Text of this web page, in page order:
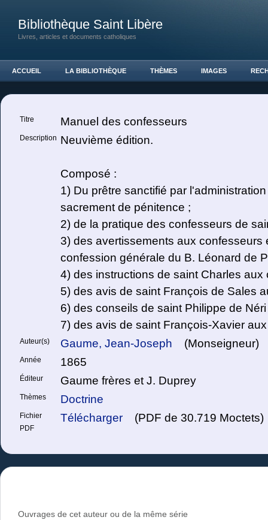
Bibliothèque Saint Libère
Livres, articles et documents catholiques
ACCUEIL LA BIBLIOTHÈQUE THÈMES IMAGES
Titre Manuel des confesseurs
Description Neuvième édition.
Composé :
1) Du prêtre sanctifié par
sacrement de pénitence ;
2) de la pratique des confesseurs de
3) des avertissements aux confesseurs
confession générale du B. Léonard de
4) des instructions de saint Charles aux
5) des avis de saint François de Sales
6) des conseils de saint Philippe de Néri
7) des avis de saint François-Xavier
Auteur(s) Gaume, Jean-Joseph (Monseigneur)
Année 1865
Éditeur Gaume frères et J. Duprey
Thèmes Doctrine
Fichier
PDF
Télécharger (PDF de 30.719 Moctets)
Ouvrages de cet auteur ou de la même série